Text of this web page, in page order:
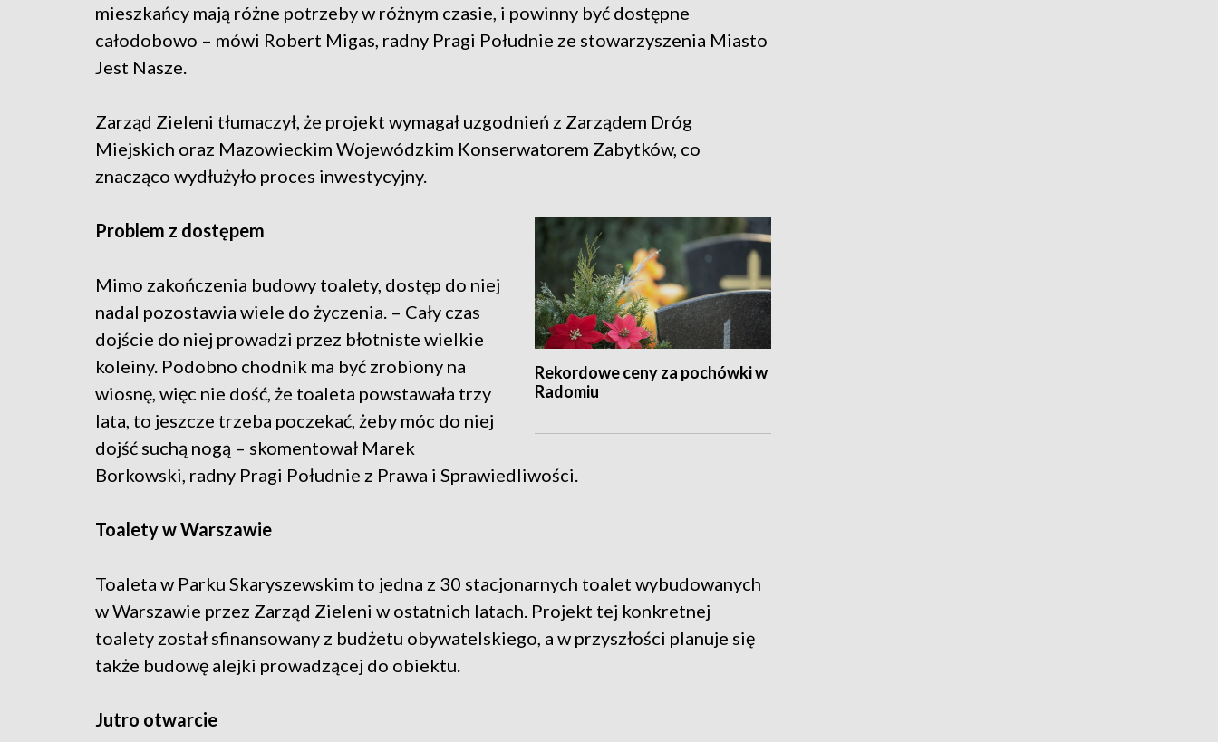
mieszkańcy mają różne potrzeby w różnym czasie, i powinny być dostępne
całodobowo – mówi Robert Migas, radny Pragi Południe ze stowarzyszenia Miasto
Jest Nasze.
Zarząd Zieleni tłumaczył, że projekt wymagał uzgodnień z Zarządem Dróg
Miejskich oraz Mazowieckim Wojewódzkim Konserwatorem Zabytków, co
znacząco wydłużyło proces inwestycyjny.
Rekordowe ceny za pochówki w
Radomiu
Problem z dostępem
Mimo zakończenia budowy toalety, dostęp do niej
nadal pozostawia wiele do życzenia. – Cały czas
dojście do niej prowadzi przez błotniste wielkie
koleiny. Podobno chodnik ma być zrobiony na
wiosnę, więc nie dość, że toaleta powstawała trzy
lata, to jeszcze trzeba poczekać, żeby móc do niej
dojść suchą nogą – skomentował Marek
Borkowski, radny Pragi Południe z Prawa i Sprawiedliwości.
Toalety w Warszawie
Toaleta w Parku Skaryszewskim to jedna z 30 stacjonarnych toalet wybudowanych
w Warszawie przez Zarząd Zieleni w ostatnich latach. Projekt tej konkretnej
toalety został sfinansowany z budżetu obywatelskiego, a w przyszłości planuje się
także budowę alejki prowadzącej do obiektu.
Jutro otwarcie